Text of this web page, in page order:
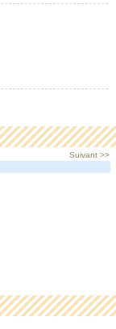
Suivant >>